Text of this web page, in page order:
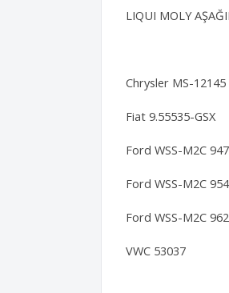
LIQUI MOLY
Chrysler MS-12145
Fiat 9.55535-GSX
Ford WSS-M2C
Ford WSS-M2C
Ford WSS-M2C
VWC 53037